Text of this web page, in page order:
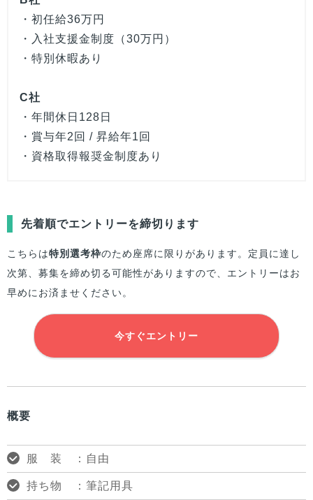
・初任給36万円
・入社支援金制度（30万円）
・特別休暇あり
C社
・年間休日128日
・賞与年2回 / 昇給年1回
・資格取得報奨金制度あり
先着順でエントリーを締切ります
こちらは特別選考枠のため座席に限りがあります。定員に達し
次第、募集を締め切る可能性がありますので、エントリーはお
早めにお済ませください。
今すぐエントリー
概要
服 装 ：自由
持ち物 ：筆記用具